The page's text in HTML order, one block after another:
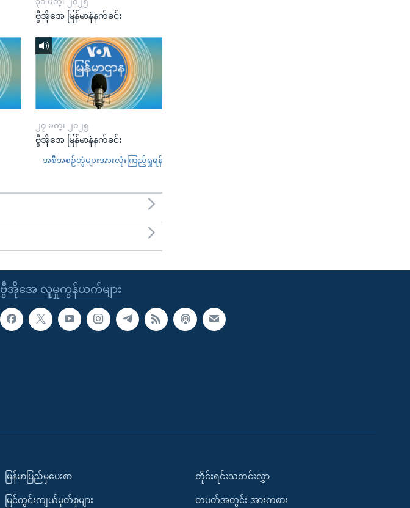
ဗွီအိုအေ မြန်မာနံနက်ခင်း
၂၇ မတ္၊ ၂၀၂၅
ဗွီအိုအေ မြန်မာနံနက်ခင်း
အစီအစဉ်တွဲများအားလုံးကြည့်ရှုရန်
ဗွီအိုအေ လူမှုကွန်ယက်များ
မြန်မာပြည်မှပေးစာ
မြင်ကွင်းကျယ်မှတ်စုများ
တိုင်းရင်းသတင်းလွှာ
တပတ်အတွင်း အားကစား